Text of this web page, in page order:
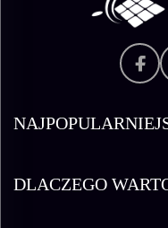
DLACZEGO